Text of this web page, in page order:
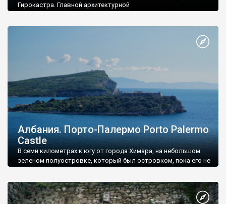
Гирокастра. Главной архитектурной
Албания. Порто-Палермо Porto Palermo
Castle
В семи километрах к югу от города Химара, на небольшом
зеленом полуостровке, который был островком, пока его не